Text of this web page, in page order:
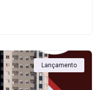
Lançamento